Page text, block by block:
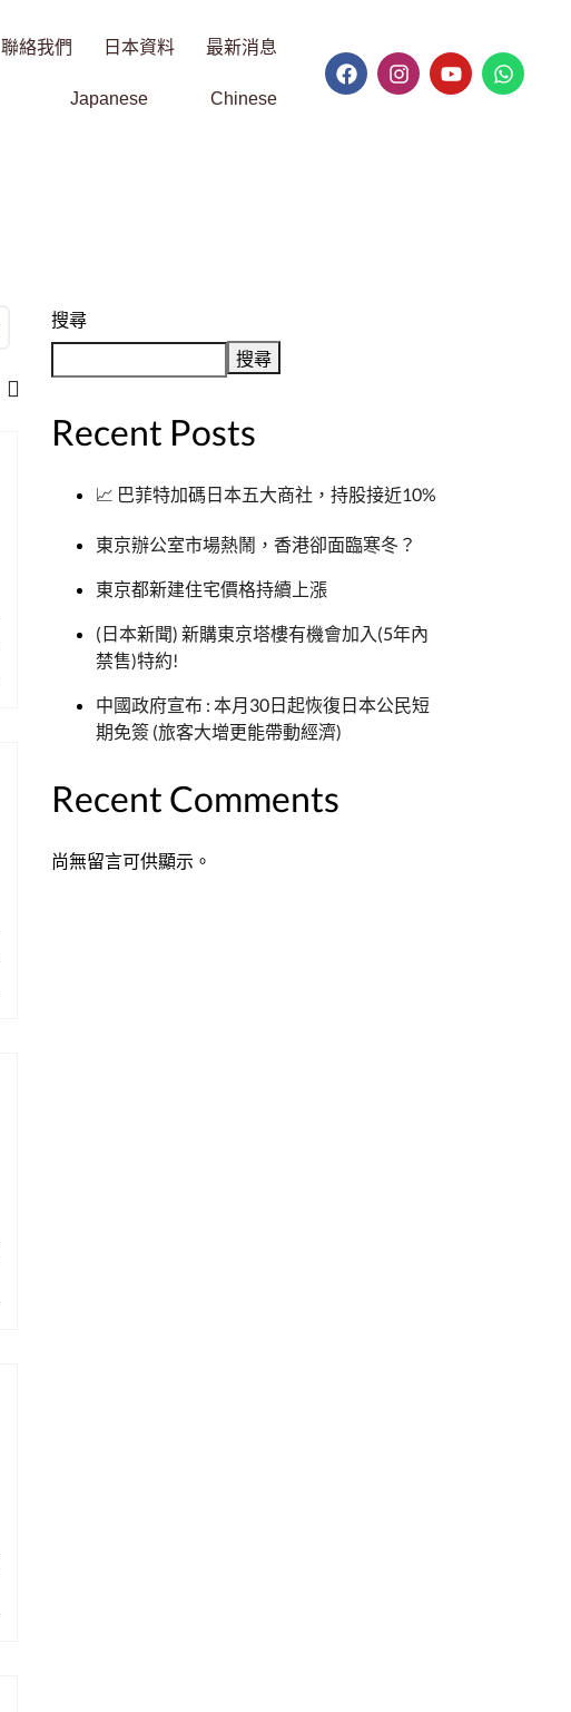
聯絡我們 日本資料 最新消息
Japanese Chinese
搜尋
搜尋
Recent Posts
📈 巴菲特加碼日本五大商社，持股接近10%
東京辦公室市場熱鬧，香港卻面臨寒冬？
東京都新建住宅價格持續上漲
(日本新聞) 新購東京塔樓有機會加入(5年內
禁售)特約!
中國政府宣布 : 本月30日起恢復日本公民短
期免簽 (旅客大增更能帶動經濟)
Recent Comments
尚無留言可供顯示。